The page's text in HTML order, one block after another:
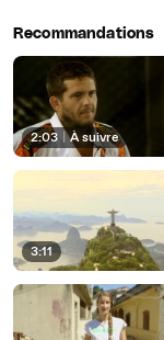
Recommandations
2:03 À suivre
3:11